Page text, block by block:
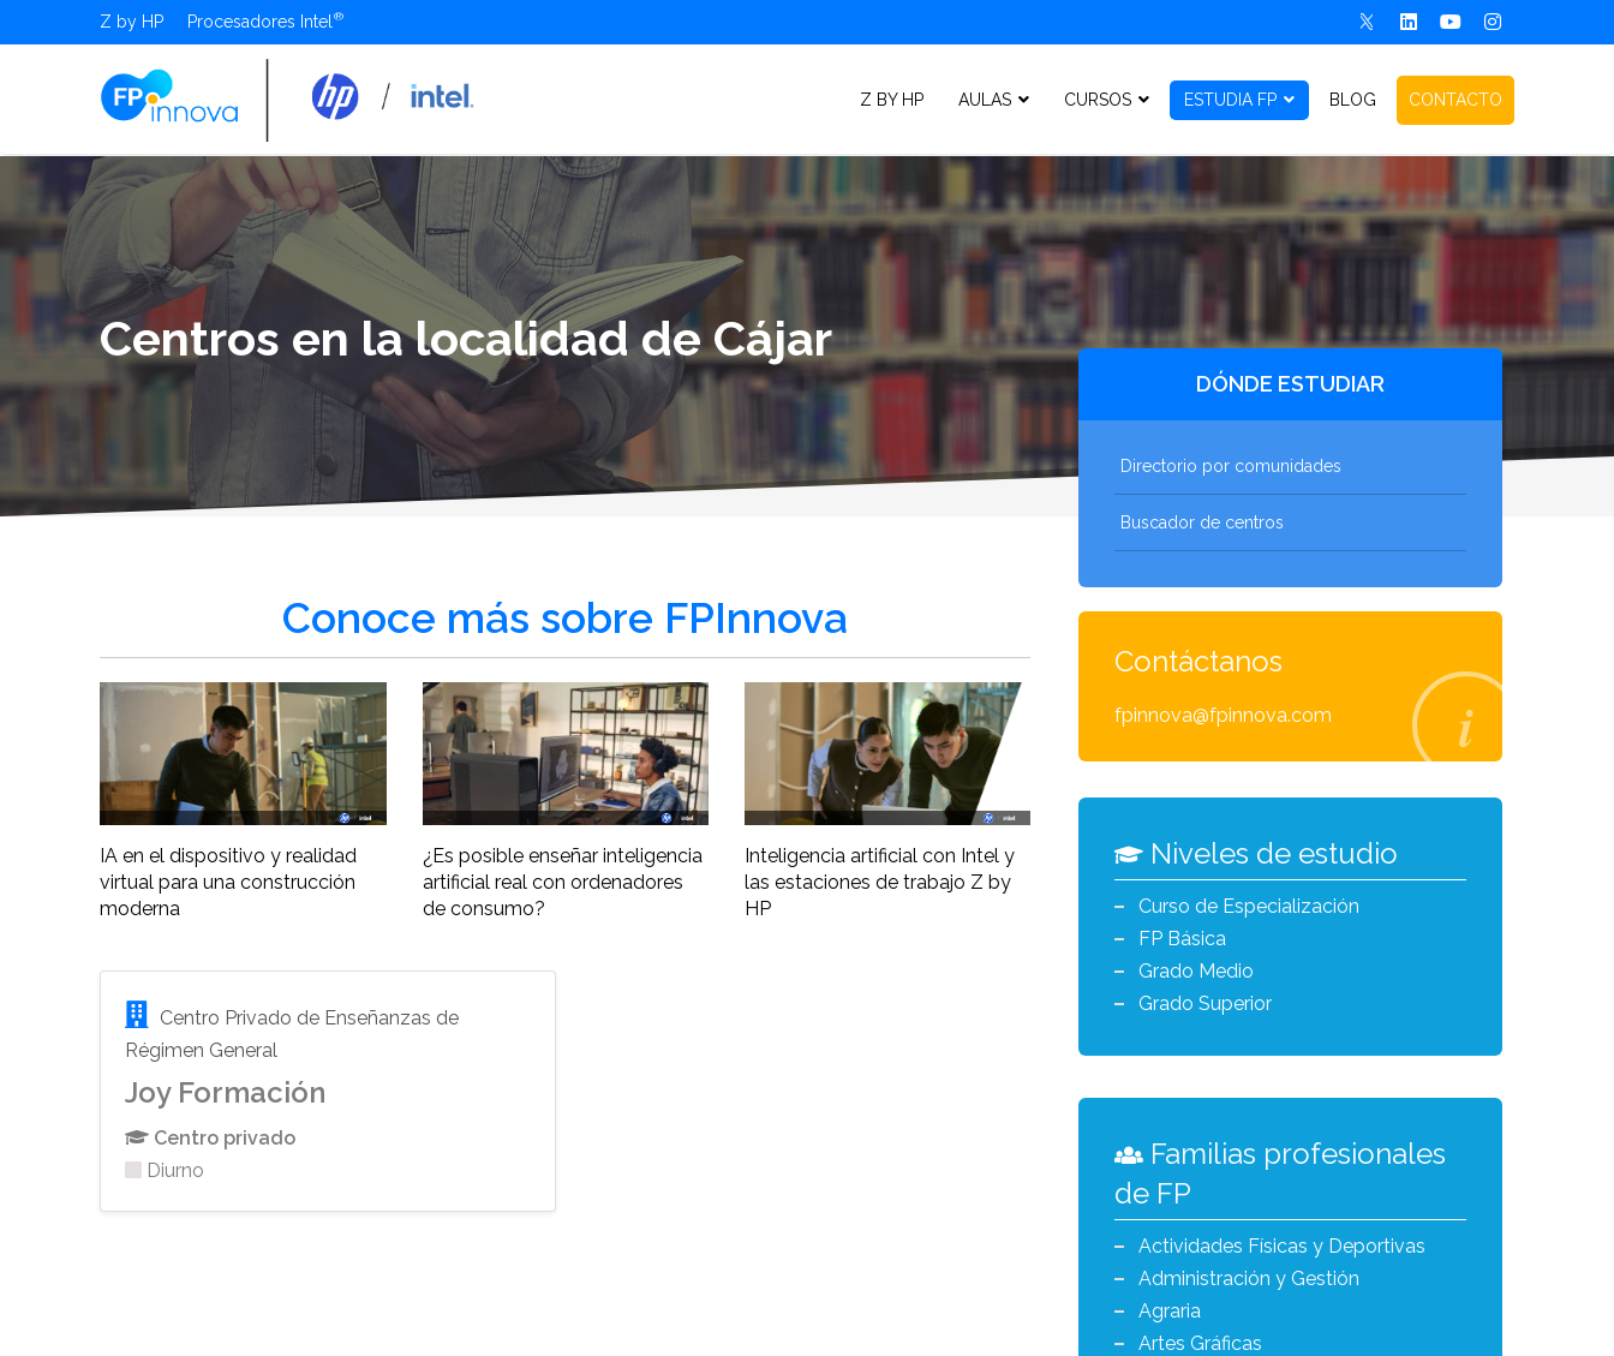
Z by HP Procesadores Intel
Z BY HP AULAS CURSOS ESTUDIA FP BLOG CONTACTO
Centros en la localidad de Cájar
Conoce más sobre FPInnova
IA en el dispositivo y realidad
virtual para una construcción
moderna
¿Es posible enseñar inteligencia
artificial real con ordenadores
de consumo?
Inteligencia artificial con Intel y
las estaciones de trabajo Z by
HP
Centro Privado de Enseñanzas de
Régimen General
Joy Formación
Centro privado
Diurno
DÓNDE ESTUDIAR
Directorio por comunidades
Buscador de centros
Contáctanos
fpinnova@fpinnova.com
Niveles de estudio
Curso de Especialización
FP Básica
Grado Medio
Grado Superior
Familias profesionales
de FP
Actividades Físicas y Deportivas
Administración y Gestión
Agraria
Artes Gráficas